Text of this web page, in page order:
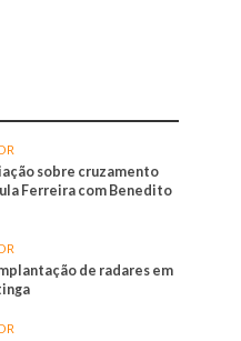
sobre cruzamento
Ferreira com Benedito
de radares em